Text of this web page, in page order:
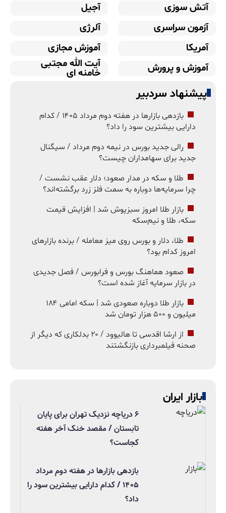
آتش سوزی
آجیل
آزمون سراسری
آلرژی
آمریکا
آموزش مجازی
آموزش و پرورش
آیت الله مجتبی
خامنه ای
پیشنهاد سردبیر
بازدهی بازارها در هفته دوم مرداد ۱۴۰۵ / کدام
دارایی بیشترین سود را داد؟
رالی جدید بورس در نیمه دوم مرداد / سیگنال
جدید برای سهامداران چیست؟
طلا و سکه در مدار صعود؛ دلار عقب نشست /
چرا سرمایه‌ها دوباره به سمت فلز زرد برگشته‌اند؟
بازار طلا امروز سبزپوش شد | افزایش قیمت
سکه، طلا و نیم‌سکه
طلا، دلار و بورس روی میز معامله / برنده بازارهای
امروز کدام بود؟
صعود هماهنگ بورس و فرابورس / فصل جدیدی
در بازار سرمایه آغاز شده است؟
بازار طلا دوباره صعودی شد | سکه امامی ۱۸۴
میلیون و ۵۰۰ هزار تومان شد
از ارشا اقدسی تا هالیوود / ۲۰ بدلکاری که دیگر از
صحنه فیلمبرداری بازنگشتند
بازار ایران
۶ دریاچه نزدیک تهران برای پایان
تابستان / مقصد خنک آخر هفته
کجاست؟
بازدهی بازارها در هفته دوم مرداد
۱۴۰۵ / کدام دارایی بیشترین سود را
داد؟